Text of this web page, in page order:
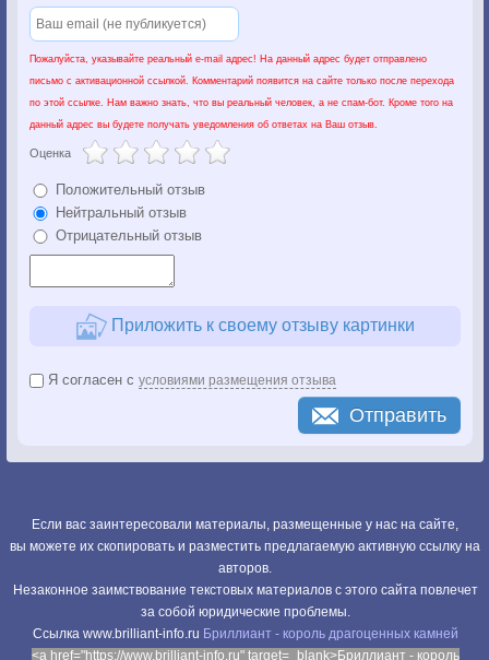
Пожалуйста, указывайте реальный e-mail адрес! На данный адрес будет отправлено
письмо с активационной ссылкой. Комментарий появится на сайте только после перехода
по этой ссылке. Нам важно знать, что вы реальный человек, а не спам-бот. Кроме того на
данный адрес вы будете получать уведомления об ответах на Ваш отзыв.
Оценка
Положительный отзыв
Нейтральный отзыв
Отрицательный отзыв
Приложить к своему отзыву картинки
Я согласен с условиями размещения отзыва
Отправить
Если вас заинтересовали материалы, размещенные у нас на сайте,
вы можете их скопировать и разместить предлагаемую активную ссылку на
авторов.
Незаконное заимствование текстовых материалов с этого сайта повлечет
за собой юридические проблемы.
Cсылка www.brilliant-info.ru Бриллиант - король драгоценных камней
<a href="https://www.brilliant-info.ru" target=_blank>Бриллиант - король